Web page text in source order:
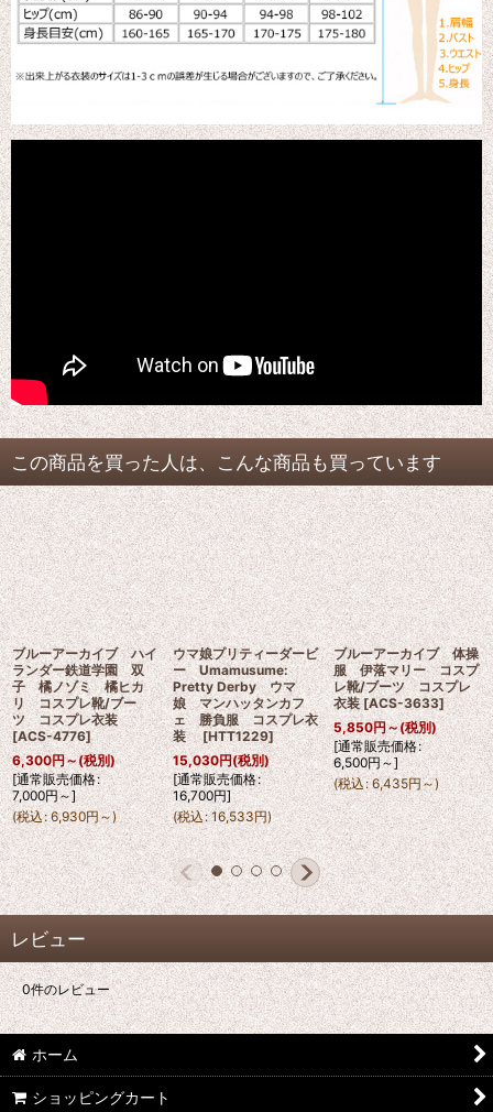
この商品を買った人は、こんな商品も買っています
ブルーアーカイブ ハイ
ランダー鉄道学園 双
子 橘ノゾミ 橘ヒカ
リ コスプレ靴/ブー
ツ コスプレ衣装
[ACS-4776]
6,300円～(税別)
[通常販売価格:
7,000円～]
(税込: 6,930円～)
ウマ娘プリティーダービ
ー Umamusume:
Pretty Derby ウマ
娘 マンハッタンカフ
ェ 勝負服 コスプレ衣
装 [HTT1229]
15,030円(税別)
[通常販売価格:
16,700円]
(税込: 16,533円)
ブルーアーカイブ 体操
服 伊落マリー コスプ
レ靴/ブーツ コスプレ
衣装 [ACS-3633]
5,850円～(税別)
[通常販売価格:
6,500円～]
(税込: 6,435円～)
レビュー
0件のレビュー
ホーム
ショッピングカート